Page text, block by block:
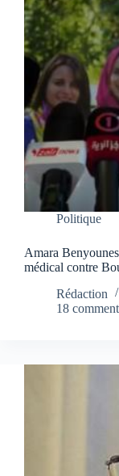
Politique
Amara
médical contre
Rédaction
18